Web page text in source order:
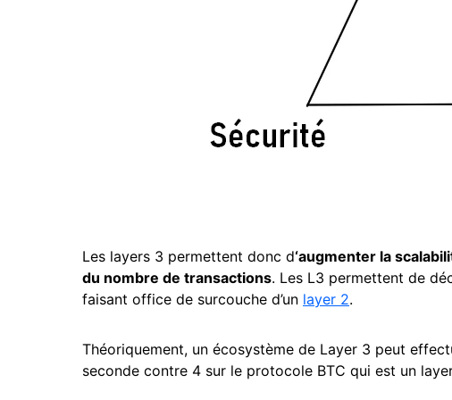
Les layers 3 permettent donc d‘augmenter la
du nombre de transactions. Les L3 permettent de
faisant office de surcouche d’un layer 2.
Théoriquement, un écosystème de Layer 3 peut
seconde contre 4 sur le protocole BTC qui est un